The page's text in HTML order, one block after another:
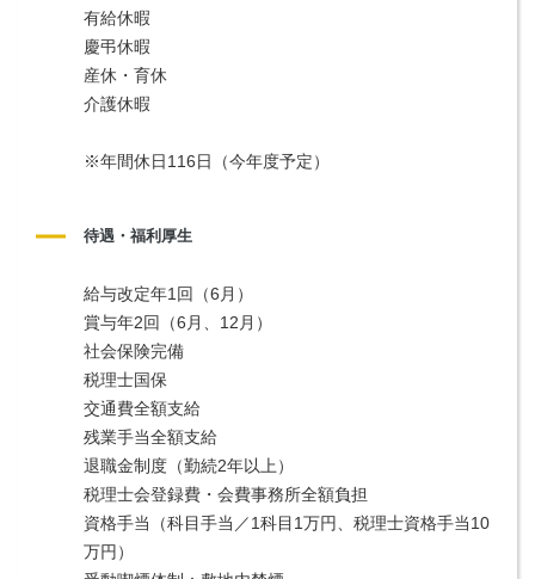
有給休暇
慶弔休暇
産休・育休
介護休暇
※年間休日116日（今年度予定）
待遇・福利厚生
給与改定年1回（6月）
賞与年2回（6月、12月）
社会保険完備
税理士国保
交通費全額支給
残業手当全額支給
退職金制度（勤続2年以上）
税理士会登録費・会費事務所全額負担
資格手当（科目手当／1科目1万円、税理士資格手当10
万円）